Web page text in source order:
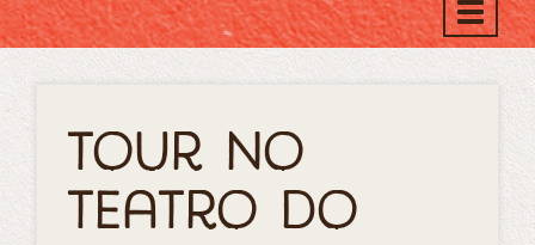
Toggle
Tour no
Teatro do